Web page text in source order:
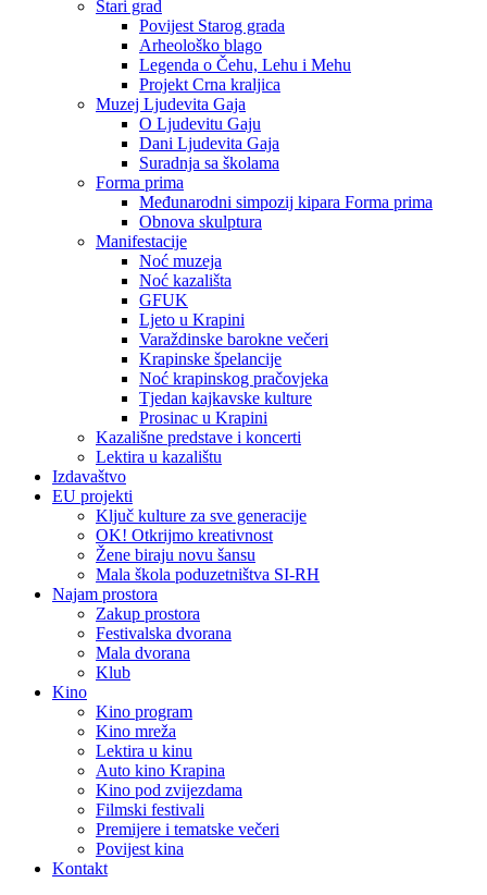
Stari grad
Povijest Starog grada
Arheološko blago
Legenda o Čehu, Lehu i Mehu
Projekt Crna kraljica
Muzej Ljudevita Gaja
O Ljudevitu Gaju
Dani Ljudevita Gaja
Suradnja sa školama
Forma prima
Međunarodni simpozij kipara Forma prima
Obnova skulptura
Manifestacije
Noć muzeja
Noć kazališta
GFUK
Ljeto u Krapini
Varaždinske barokne večeri
Krapinske špelancije
Noć krapinskog pračovjeka
Tjedan kajkavske kulture
Prosinac u Krapini
Kazališne predstave i koncerti
Lektira u kazalištu
Izdavaštvo
EU projekti
Ključ kulture za sve generacije
OK! Otkrijmo kreativnost
Žene biraju novu šansu
Mala škola poduzetništva SI-RH
Najam prostora
Zakup prostora
Festivalska dvorana
Mala dvorana
Klub
Kino
Kino program
Kino mreža
Lektira u kinu
Auto kino Krapina
Kino pod zvijezdama
Filmski festivali
Premijere i tematske večeri
Povijest kina
Kontakt